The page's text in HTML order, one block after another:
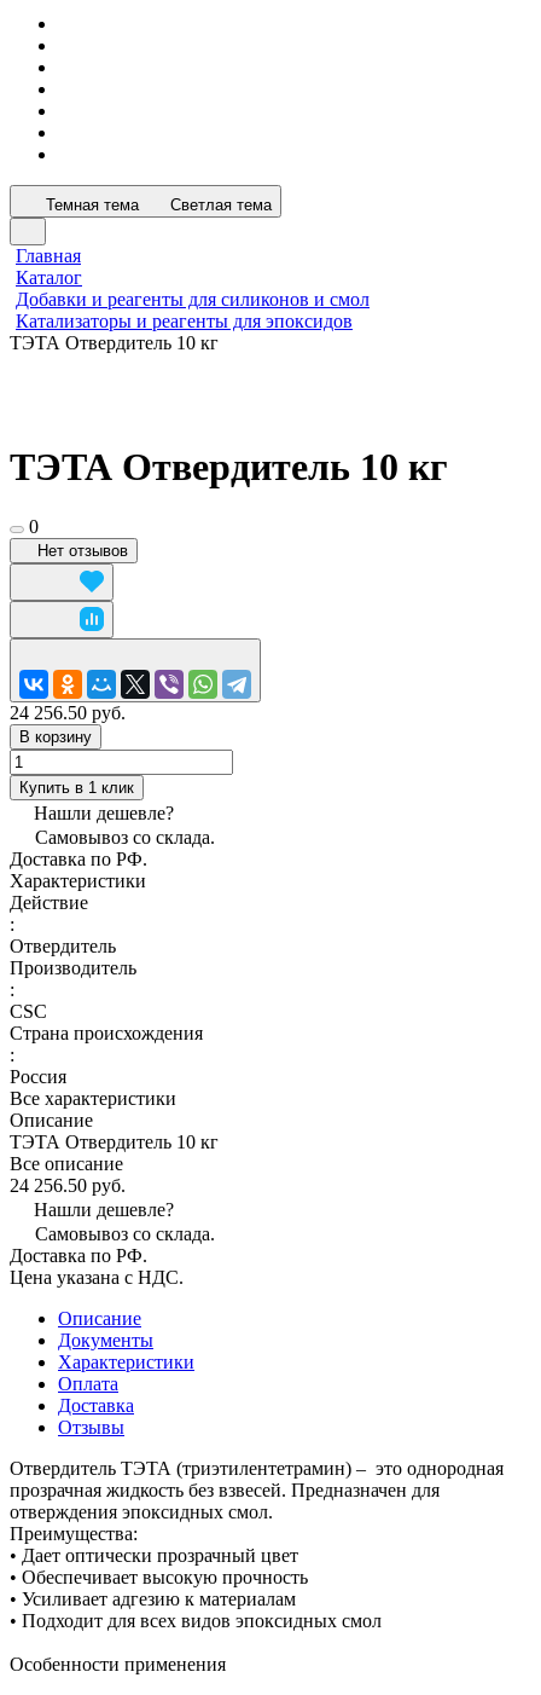
Темная тема Светлая тема
Главная
Каталог
Добавки и реагенты для силиконов и смол
Катализаторы и реагенты для эпоксидов
ТЭТА Отвердитель 10 кг
ТЭТА Отвердитель 10 кг
0
Нет отзывов
24 256.50 руб.
В корзину
Купить в 1 клик
Нашли дешевле?
Самовывоз со склада.
Доставка по РФ.
Характеристики
Действие
:
Отвердитель
Производитель
:
CSC
Страна происхождения
:
Россия
Все характеристики
Описание
ТЭТА Отвердитель 10 кг
Все описание
24 256.50 руб.
Нашли дешевле?
Самовывоз со склада.
Доставка по РФ.
Цена указана с НДС.
Описание
Документы
Характеристики
Оплата
Доставка
Отзывы
Отвердитель ТЭТА (триэтилентетрамин) – это однородная
прозрачная жидкость без взвесей. Предназначен для
отверждения эпоксидных смол.
Преимущества:
• Дает оптически прозрачный цвет
• Обеспечивает высокую прочность
• Усиливает адгезию к материалам
• Подходит для всех видов эпоксидных смол
Особенности применения